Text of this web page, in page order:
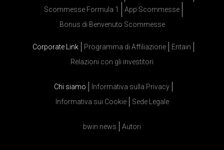
Scommesse Formula 1
App Scommesse
Bonus di Benvenuto Scommesse
Corporate Link Programma di Affiliazione
Entain
Relazioni con gli investitori
Chi siamo
Informativa sulla Privacy
Informativa sui Cookie
Sede Legale
bwin news Autori